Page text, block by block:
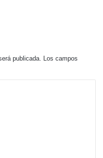
publicada. Los campos